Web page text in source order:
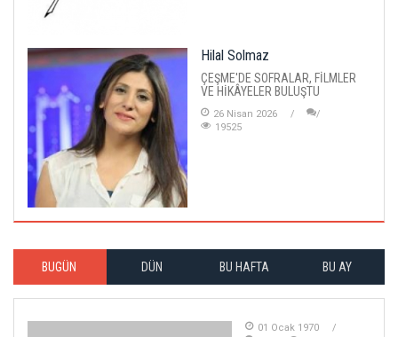
Hilal Solmaz
ÇEŞME'DE SOFRALAR, FİLMLER
VE HİKÂYELER BULUŞTU
26 Nisan 2026
19525
BUGÜN DÜN BU HAFTA BU AY
01 Ocak 1970